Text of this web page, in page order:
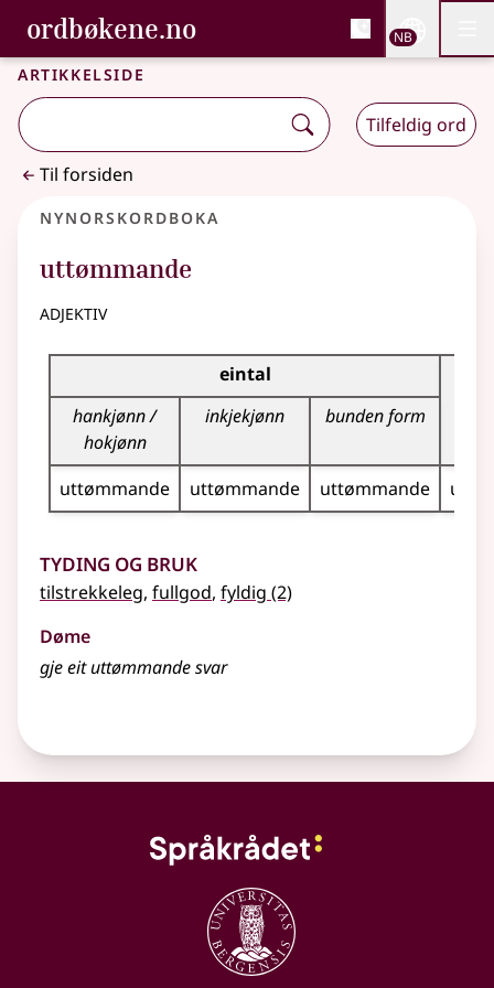
Gå til hovedinnhold
Tilgjengelighet
ordbøkene.no, Bokmålsordboka og
Bokmålsordboka og Nynorskordboka
NB
Artikkelside
Tilfeldig ord
Til forsiden
Nynorskordboka
uttømmande
adjektiv
Bøyningstabell for dette adjektivet
eintal
hankjønn /
hokjønn
inkjekjønn bunden form
uttømmande uttømmande uttømmande
Tyding og bruk
tilstrekkeleg, fullgod, fyldig (2)
Døme
gje eituttømmandesvar